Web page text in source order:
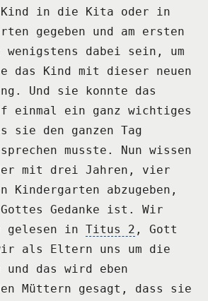
in die Kita oder in
gegeben und am ersten
wenigstens dabei sein, um
das Kind mit dieser neuen
Und sie konnte das
einmal ein ganz wichtiges
sie den
ganzen Tag
musste.
Nun wissen
mit drei Jahren, vier
Kindergarten abzugeben,
Gedanke ist.
Wir
gelesen in Titus 2 , Gott
als Eltern uns um die
und das wird eben
Müttern gesagt, dass sie